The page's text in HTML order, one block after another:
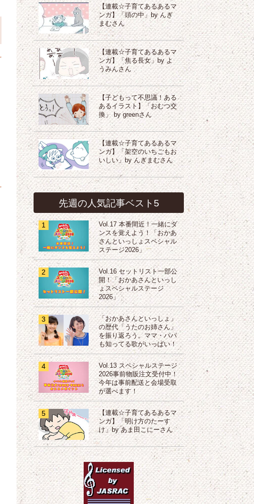
【連載☆子育てあるあるマ
ンガ】「頭の中」by んぎ
まむさん
【連載☆子育てあるあるマ
ンガ】「焦る長女」by よ
うみんさん
【子どもって不思議！ある
あるイラスト】「おむつ交
換」 by greenさん
【連載☆子育てあるあるマ
ンガ】「架空のいちごもお
いしい」by んぎまむさん
先週の人気記事ベスト5
1
Vol.17 本番間近！一緒にダ
ンスを覚えよう！「おかあ
さんといっしょスペシャル
ステージ2026」
2
Vol.16 セットリスト一部公
開！「おかあさんといっし
ょスペシャルステージ
2026」
3
「おかあさんといっしょ」
の歴代「うたのお姉さん」
を振り返ろう。ママ・パパ
も知ってる歌がいっぱい！
4
Vol.13 スペシャルステージ
2026事前物販注文受付中！
今年は事前配送と会場受取
が選べます！
5
【連載☆子育てあるあるマ
ンガ】「明け方のたーす
け」by あま田こにーさん